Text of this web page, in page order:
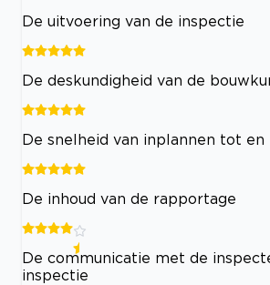
De uitvoering van de inspectie
De deskundigheid van de
De snelheid van inplannen tot
De inhoud van de rapportage
De communicatie met de
inspectie